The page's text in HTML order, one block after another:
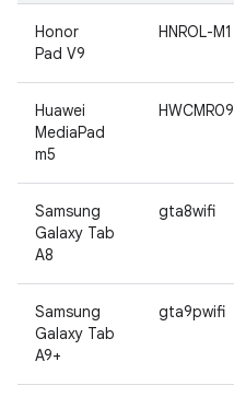
Honor
Pad V9
HNROL-M1
Huawei
MediaPad
m5
HWCMR09
Samsung
Galaxy Tab
A8
gta8wifi
Samsung
Galaxy Tab
A9+
gta9pwifi